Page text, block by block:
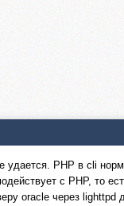
PHP в cli
с PHP, то
oracle через